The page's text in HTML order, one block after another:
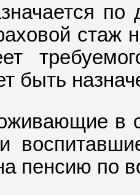
по
стаж
быть
в
пенсию по